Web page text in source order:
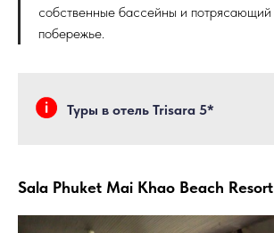
собственные бассейны и
побережье.
Туры в отель Trisara 5*
Sala Phuket Mai Khao Beach